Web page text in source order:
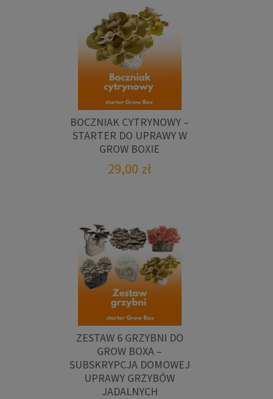
BOCZNIAK CYTRYNOWY –
STARTER DO UPRAWY W
GROW BOXIE
29,00 zł
ZESTAW 6 GRZYBNI DO
GROW BOXA –
SUBSKRYPCJA DOMOWEJ
UPRAWY GRZYBÓW
JADALNYCH